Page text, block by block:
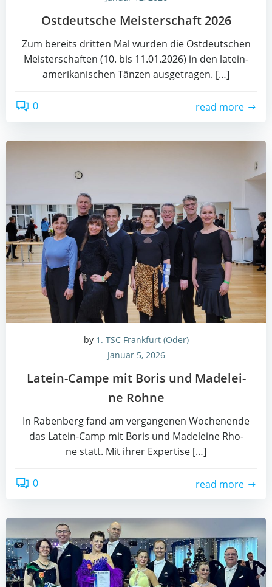
Ost­deut­sche Meis­ter­schaft 2026
Zum bereits drit­ten Mal wur­den die Ost­deut­schen
Meis­ter­schaf­ten (10. bis 11.01.2026) in den latein­
ame­ri­ka­ni­schen Tän­zen aus­ge­tra­gen. […]
0 read more
by 1. TSC Frankfurt (Oder)
Januar 5, 2026
Latein-Cam­pe mit Boris und Made­lei­
ne Rohne
In Raben­berg fand am ver­gan­ge­nen Wochen­en­de
das Latein-Camp mit Boris und Made­lei­ne Rho­
ne statt. Mit ihrer Exper­ti­se […]
0 read more